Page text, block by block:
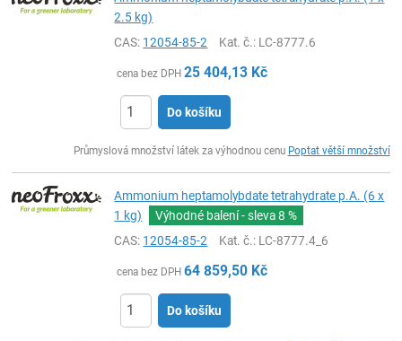
2.5 kg)
CAS: 12054-85-2 Kat. č.: LC-8777.6
cena bez DPH 25 404,13 Kč
Do košíku
Průmyslová množství látek za výhodnou cenu Poptat větší množství
Ammonium heptamolybdate tetrahydrate p.A. (6 x
1 kg)
Výhodné balení - sleva8 %
CAS: 12054-85-2 Kat. č.: LC-8777.4_6
cena bez DPH 64 859,50 Kč
Do košíku